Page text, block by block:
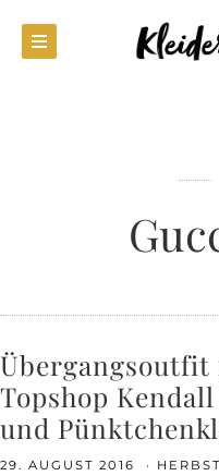
Topshop
und
29. AUGUST 2016